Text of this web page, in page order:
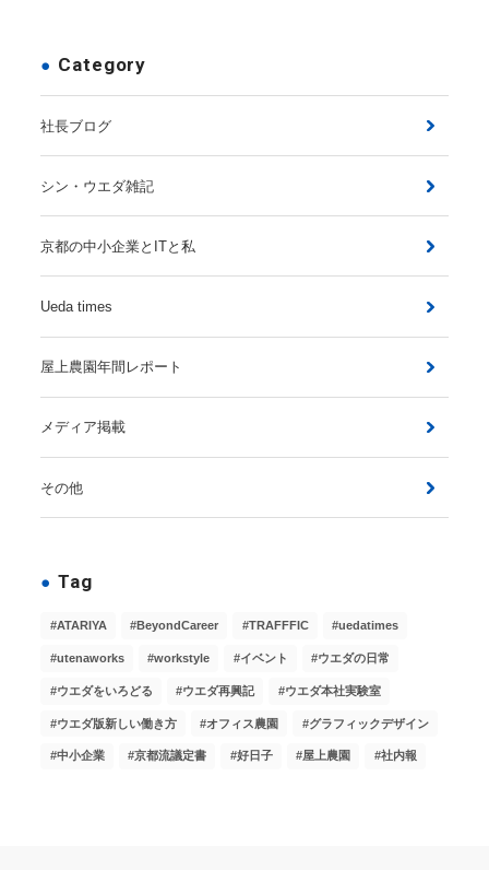
Category
社長ブログ
シン・ウエダ雑記
京都の中小企業とITと私
Ueda times
屋上農園年間レポート
メディア掲載
その他
Tag
ATARIYA BeyondCareer TRAFFFIC uedatimes
utenaworks workstyle イベント ウエダの日常
ウエダをいろどる ウエダ再興記 ウエダ本社実験室
ウエダ版新しい働き方 オフィス農園 グラフィックデザイン
中小企業 京都流議定書 好日子 屋上農園 社内報